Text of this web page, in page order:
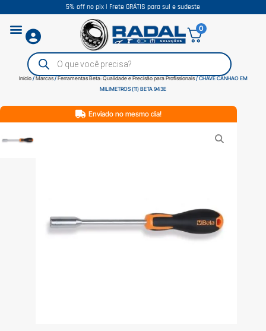
5% off no pix | Frete GRÁTIS para sul e sudeste
0
Início/Marcas/Ferramentas Beta: Qualidade e Precisão para Profissionais/ CHAVE CANHAO EM
MILIMETROS (11) BETA 943E
Enviado no mesmo dia!